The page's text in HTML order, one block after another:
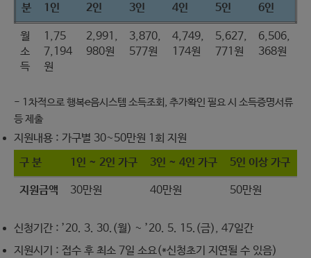
분
1인 2인 3인 4인 5인 6인
월
소
득
1,75
7,194
원
2,991,
980원
3,870,
577원
4,749,
174원
5,627,
771원
6,506,
368원
- 1차적으로 행복e음시스템 소득조회, 추가확인 필요 시 소득증명서류
등 제출
지원내용 : 가구별 30~50만원 1회 지원
구 분
1인 ~ 2인 가구 3인 ~ 4인 가구 5인 이상 가구
지원금액 30만원 40만원 50만원
신청기간 : ’20. 3. 30.(월) ~ ’20. 5. 15.(금), 47일간
지원시기 : 접수 후 최소 7일 소요(*신청초기 지연될 수 있음)